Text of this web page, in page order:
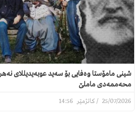
شینی مامۆستا وەفایی بۆ سەید عوبەیدیللای
محەممەدی ماملێ
25/07/2026